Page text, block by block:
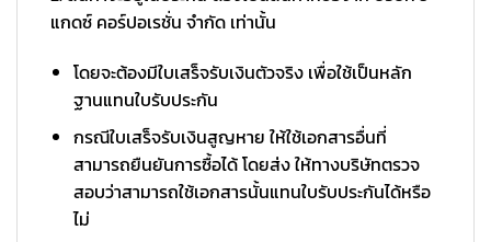
แกดซ์ คอร์ปอเรชั่น จำกัด เท่านั้น
โดยจะต้องมีใบเสร็จรับเงินตัวจริง เพื่อใช้เป็นหลัก
ฐานแทนใบรับประกัน
กรณีใบเสร็จรับเงินสูญหาย ให้ใช้เอกสารอื่นที่
สามารถยืนยันการซื้อได้ โดยส่ง ให้ทางบริษัทตรวจ
สอบว่าสามารถใช้เอกสารนั้นแทนใบรับประกันได้หรือ
ไม่